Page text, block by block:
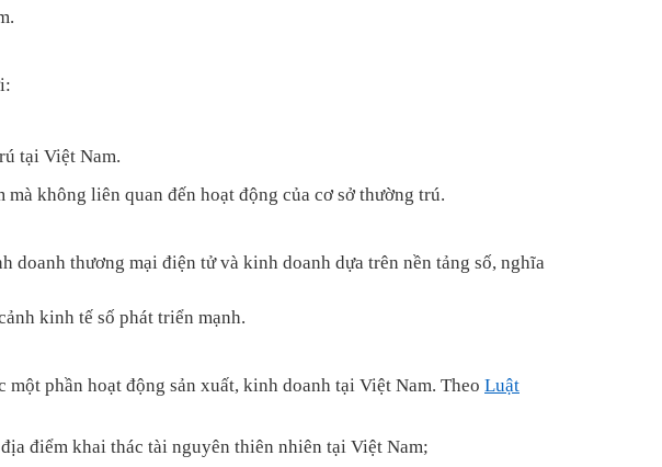
tại Việt Nam.
không liên quan đến hoạt động của cơ sở thường trú.
thương mại điện tử và kinh doanh dựa trên nền tảng số, nghĩa
kinh tế số phát triển mạnh.
phần hoạt động sản xuất, kinh doanh tại Việt Nam. Theo Luật
điểm khai thác tài nguyên thiên nhiên tại Việt Nam;